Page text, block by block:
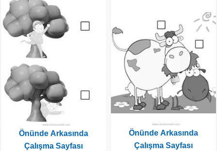
Önünde Arkasında
Çalışma Sayfası
Önünde Arkasında
Çalışma Sayfası